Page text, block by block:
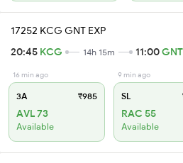
17252 KCG GNT EXP
20:45 KCG 14h 15m 11:00GNT
16 min ago
3A ₹985
AVL 73
Available
9 min ago
SL
RAC 55
Available